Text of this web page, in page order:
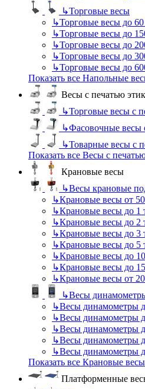
↳Торговые весы
↳Торговые весы до 60
↳Торговые весы до
↳Торговые весы до
↳Торговые весы до
↳Торговые весы до
Показать все Напольные
Весы с печатью
↳Торговые весы с
↳Фасовочные весы
↳Товарные весы с
Показать все Весы с
Крановые весы
↳Весы крановые
↳Крановые весы от
↳Крановые весы до 1
↳Крановые весы до 2
↳Крановые весы до 3
↳Крановые весы до 5
↳Крановые весы до
↳Крановые весы до
↳Крановые весы от
↳Весы
↳Весы динамометры
↳Весы динамометры
↳Весы динамометры
↳Весы динамометры
↳Весы динамометры
Показать все Крановые весы
Платформенные